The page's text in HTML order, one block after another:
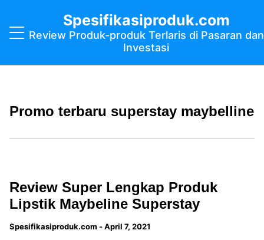
Spesifikasiproduk.com
Review Produk-produk Terlaris di Pasaran dan
Investasi
Promo terbaru superstay maybelline
Review Super Lengkap Produk
Lipstik Maybeline Superstay
Spesifikasiproduk.com -April 7, 2021